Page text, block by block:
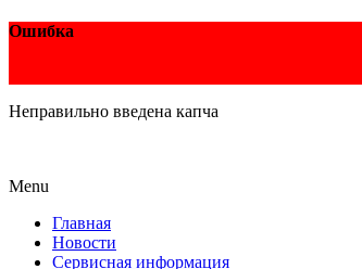
Ошибка
Неправильно введена капча
Menu
Главная
Новости
Сервисная информация